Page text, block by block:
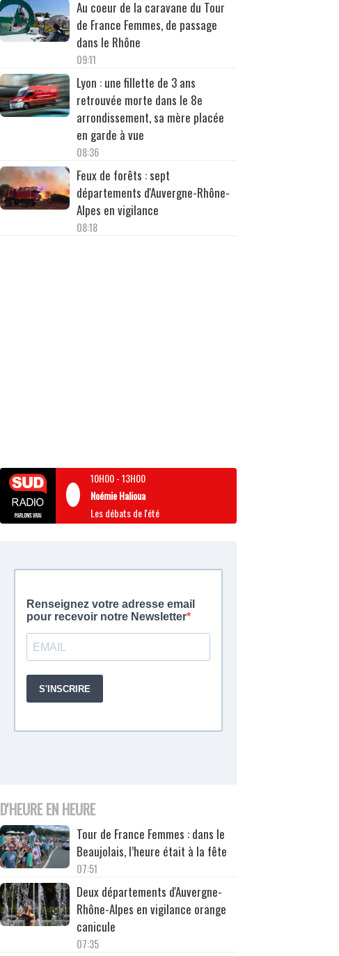
Au coeur de la caravane du Tour
de France Femmes, de passage
dans le Rhône
09:11
Lyon : une fillette de 3 ans
retrouvée morte dans le 8e
arrondissement, sa mère placée
en garde à vue
08:36
Feux de forêts : sept
départements d'Auvergne-Rhône-
Alpes en vigilance
08:18
10H00-13H00
Noémie Halioua
Les débats de l'été
D'HEURE EN HEURE
Tour de France Femmes : dans le
Beaujolais, l’heure était à la fête
07:51
Deux départements d'Auvergne-
Rhône-Alpes en vigilance orange
canicule
07:35